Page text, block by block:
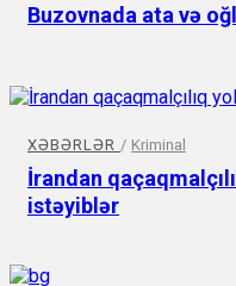
Buzovnada ata və
XƏBƏRLƏR / Kriminal
İrandan
istəyiblər